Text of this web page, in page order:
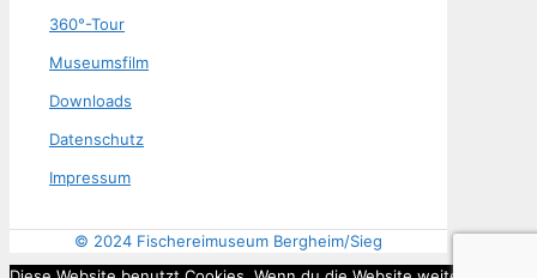
360°-Tour
Muse­ums­film
Down­loads
Daten­schutz
Impres­sum
© 2024 Fischereimuseum Bergheim/Sieg